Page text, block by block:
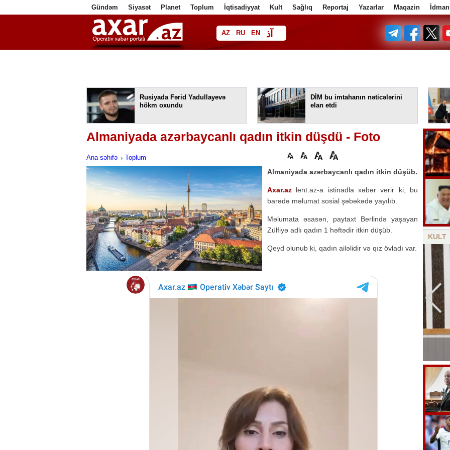
Gündəm Siyasət Planet Toplum İqtisadiyyat Kult Sağlıq Reportaj Yazarlar Maqazin İdman
AZ RU EN آذ
فا
Rusiyada Fərid Yadullayevə
hökm oxundu
DİM bu imtahanın nəticələrini
elan etdi
Almaniyada azərbaycanlı qadın itkin düşdü - Foto
Ana səhifə Toplum
Almaniyada azərbaycanlı qadın itkin düşüb.
Axar.az lent.az-a istinadla xəbər verir ki, bu
barədə məlumat sosial şəbəkədə yayılıb.
Məlumata əsasən, paytaxt Berlində yaşayan
Zülfiyə adlı qadın 1 həftədir itkin düşüb.
Qeyd olunub ki, qadın ailəlidir və qız övladı var.
KULT